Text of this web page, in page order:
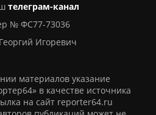
телеграм-канал
№ ФС77-73036
Игоревич
материалов указание
в качестве источника
на сайт reporter64.ru